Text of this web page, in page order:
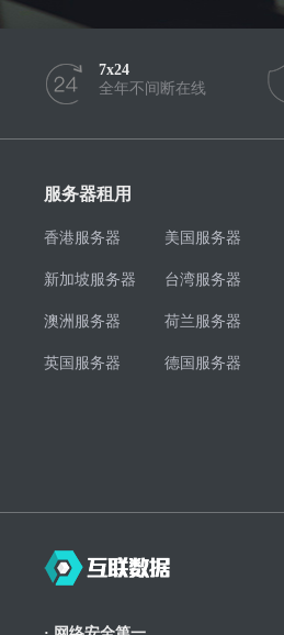
7x24
全年不间断在线
服务器租用
香港服务器 美国服务器
新加坡服务器 台湾服务器
澳洲服务器 荷兰服务器
英国服务器 德国服务器